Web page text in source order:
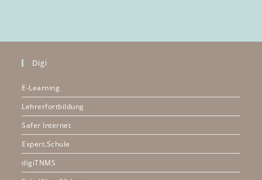
Digi
E-Learning
Lehrerfortbildung
Safer Internet
Expert.Schule
digiTNMS